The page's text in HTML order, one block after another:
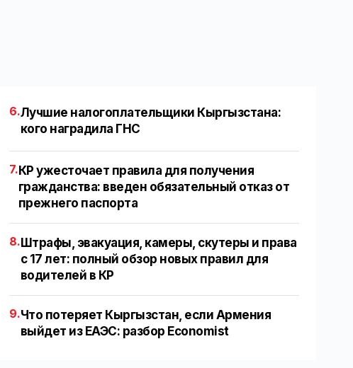
6.Лучшие налогоплательщики Кыргызстана:
кого наградила ГНС
7. КР ужесточает правила для получения
гражданства: введен обязательный отказ от
прежнего паспорта
8. Штрафы, эвакуация, камеры, скутеры и права
с 17 лет: полный обзор новых правил для
водителей в КР
9.Что потеряет Кыргызстан, если Армения
выйдет из ЕАЭС: разбор Economist